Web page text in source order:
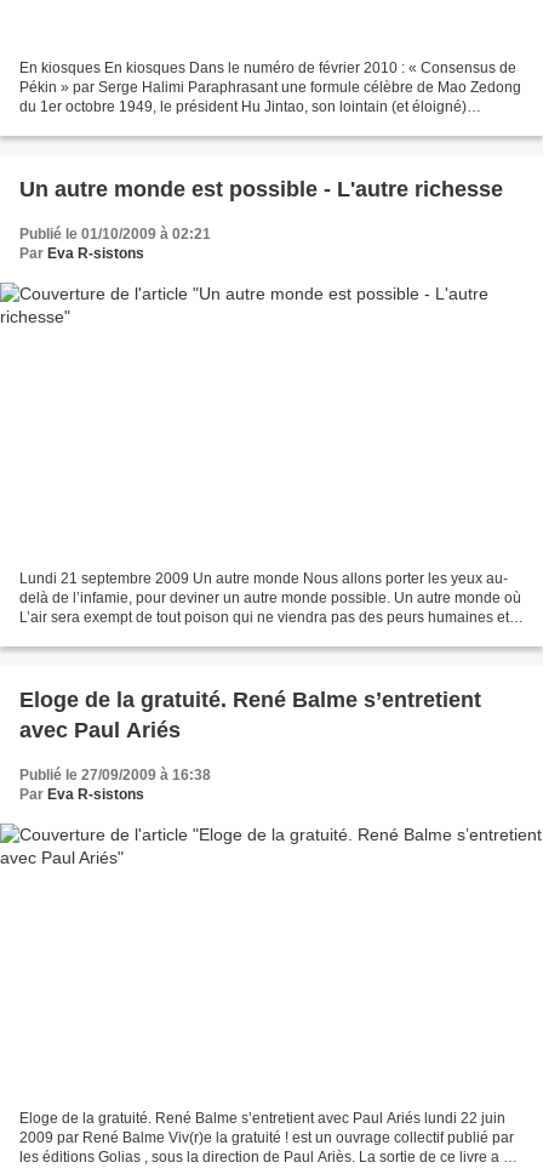
En kiosques En kiosques Dans le numéro de février 2010 : « Consensus de
Pékin » par Serge Halimi Paraphrasant une formule célèbre de Mao Zedong
du 1er octobre 1949, le président Hu Jintao, son lointain (et éloigné)
Un autre monde est possible - L'autre richesse
Publié le 01/10/2009 à 02:21
Par Eva R-sistons
Lundi 21 septembre 2009 Un autre monde Nous allons porter les yeux au-
delà de l’infamie, pour deviner un autre monde possible. Un autre monde où
L’air sera exempt de tout poison qui ne viendra pas des peurs humaines et
Eloge de la gratuité. René Balme s’entretient
avec Paul Ariés
Publié le 27/09/2009 à 16:38
Par Eva R-sistons
Eloge de la gratuité. René Balme s’entretient avec Paul Ariés lundi 22 juin
2009 par René Balme Viv(r)e la gratuité ! est un ouvrage collectif publié par
les éditions Golias , sous la direction de Paul Ariès. La sortie de ce livre a été